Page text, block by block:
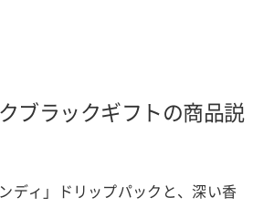
ブラックギフトの商品説
ディ」ドリップパックと、深い香